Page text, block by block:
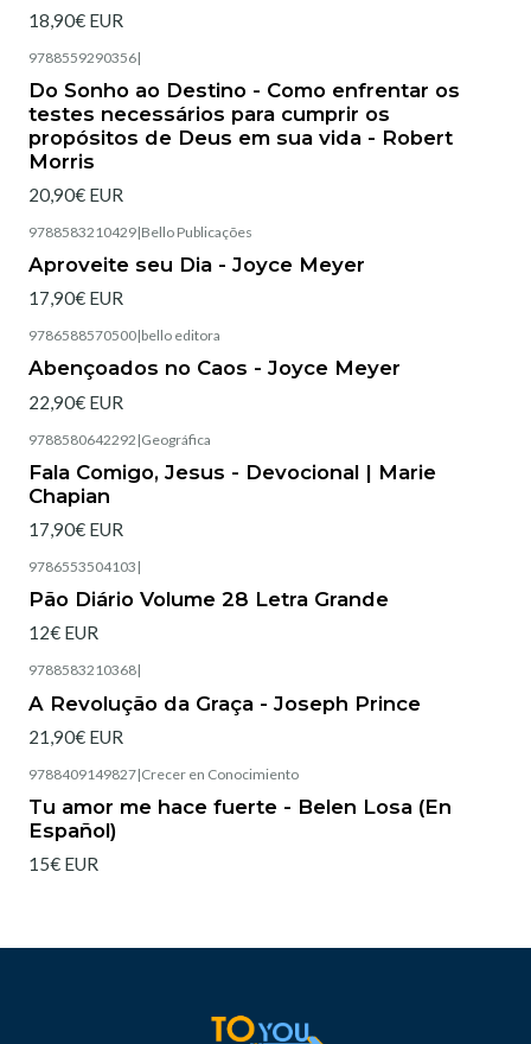
18,90€ EUR
9788559290356|
Do Sonho ao Destino - Como enfrentar os
testes necessários para cumprir os
propósitos de Deus em sua vida - Robert
Morris
20,90€ EUR
9788583210429|Bello Publicações
Aproveite seu Dia - Joyce Meyer
17,90€ EUR
9786588570500|bello editora
Abençoados no Caos - Joyce Meyer
22,90€ EUR
9788580642292 |Geográfica
Fala Comigo, Jesus - Devocional | Marie
Chapian
17,90€ EUR
9786553504103 |
Pão Diário Volume 28 Letra Grande
12€ EUR
9788583210368|
A Revolução da Graça - Joseph Prince
21,90€ EUR
9788409149827|Crecer en Conocimiento
Tu amor me hace fuerte - Belen Losa (En
Español)
15€ EUR